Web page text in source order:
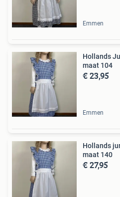
Emmen
Hollands
maat 104
€ 23,95
Emmen
Hollands
maat 140
€ 27,95